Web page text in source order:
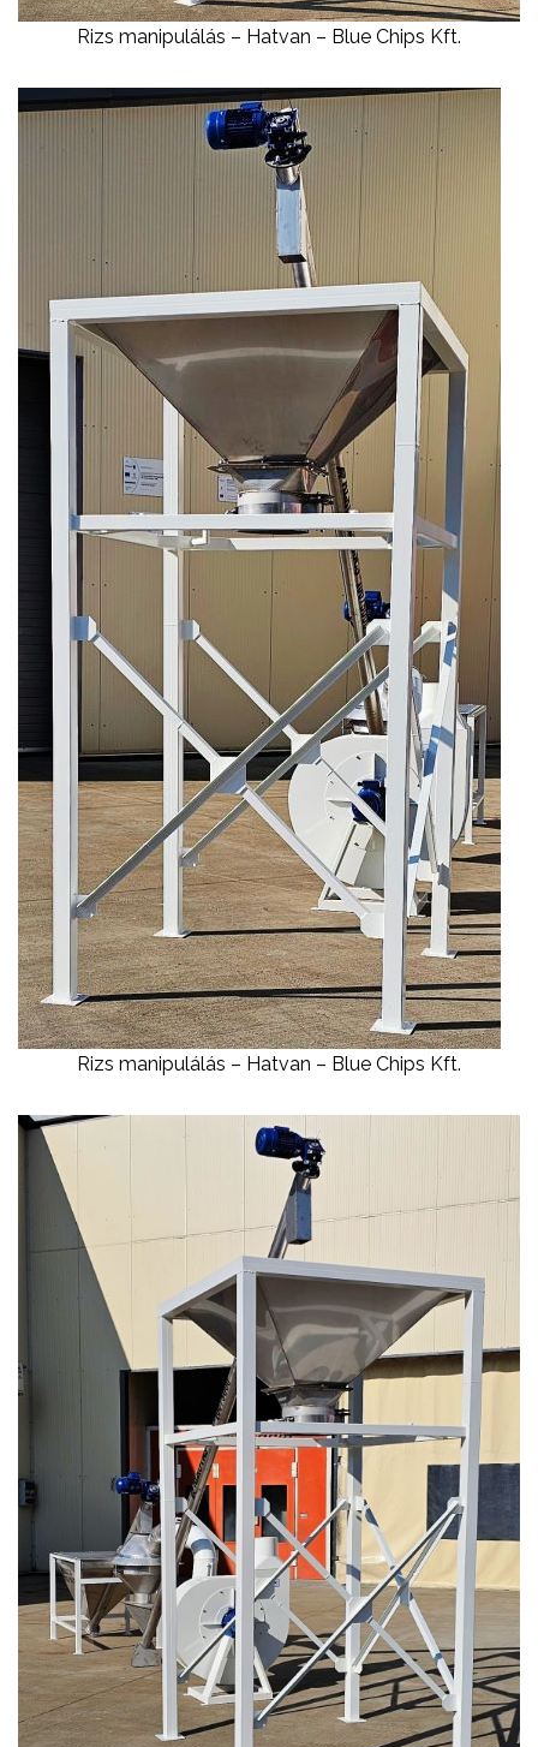
Rizs manipulálás – Hatvan – Blue Chips Kft.
Rizs manipulálás – Hatvan – Blue Chips Kft.